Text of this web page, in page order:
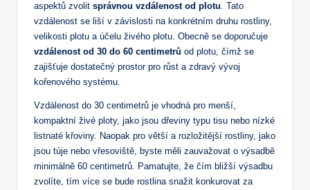
aspektů zvolit správnou vzdálenost od plotu . Tato
vzdálenost se liší v závislosti na konkrétním druhu rostliny,
velikosti plotu a účelu živého plotu. Obecně se doporučuje
vzdálenost od 30 do 60 centimetrů od plotu, čímž se
zajišťuje dostatečný prostor pro růst a zdravý vývoj
kořenového systému.
Vzdálenost do 30 centimetrů je vhodná pro menší,
kompaktní živé ploty, jako jsou dřeviny typu tisu nebo nízké
listnaté křoviny. Naopak pro větší a rozložitější rostliny, jako
jsou túje nebo vřesoviště, byste měli zauvažovat o výsadbě
minimálně 60 centimetrů. Pamatujte, že čím bližší výsadbu
zvolíte, tím více se bude rostlina snažit konkurovat za